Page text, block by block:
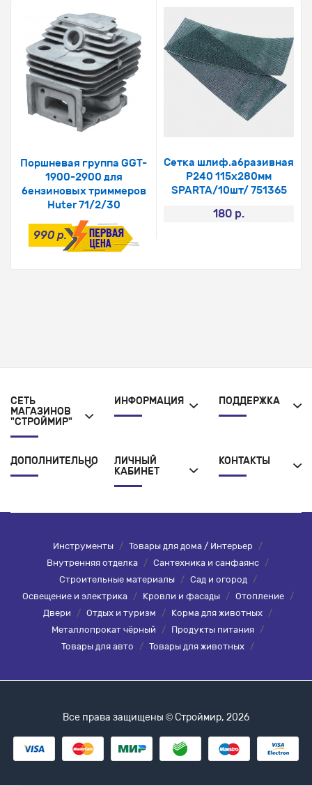
Поршневая группа GGT-
1900-2900 для
бензиновых триммеров
Huter 71/2/30
990 р.
Сетка шлиф.абразивная
Р240 115х280мм
SPARTA/10шт/ 751365
180 р.
СЕТЬ
МАГАЗИНОВ
"СТРОЙМИР"
ИНФОРМАЦИЯ ПОДДЕРЖКА
ДОПОЛНИТЕЛЬНО
ЛИЧНЫЙ
КАБИНЕТ
КОНТАКТЫ
Инструменты / Товары для дома / Интерьер /
Внутренняя отделка / Сантехника и санфаянс /
Строительные материалы
/ Сад и огород
/
Освещение и электрика
/ Кровли и фасады / Отопление
/
Двери
/ Отдых и туризм / Корма для животных /
Металлопрокат чёрный
/ Продукты питания /
Товары для авто
/ Товары для животных /
Все права защищены © Строймир, 2026